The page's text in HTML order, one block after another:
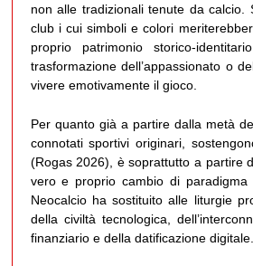
non alle tradizionali tenute da
club i cui simboli e colori
proprio patrimonio storico-
trasformazione dell’appassionato o
vivere emotivamente il gioco.
Per quanto già a partire dalla metà
connotati sportivi originari,
(Rogas 2026), è soprattutto a partire
vero e proprio cambio di
Neocalcio ha sostituito alle liturgie
della civiltà tecnologica,
finanziario e della datificazione digitale.